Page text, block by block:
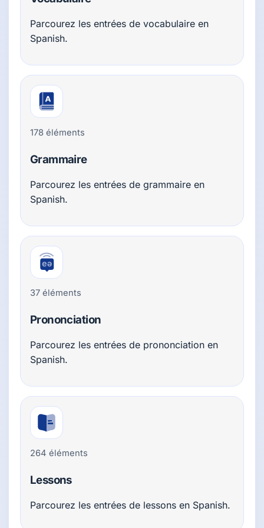
Parcourez les entrées de vocabulaire en
Spanish.
178 éléments
Grammaire
Parcourez les entrées de grammaire en
Spanish.
37 éléments
Prononciation
Parcourez les entrées de prononciation en
Spanish.
264 éléments
Lessons
Parcourez les entrées de lessons en Spanish.